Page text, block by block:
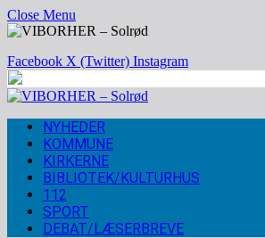
Close Menu
Facebook X (Twitter) Instagram
NYHEDER
KOMMUNE
KIRKERNE
BIBLIOTEK/KULTURHUS
112
SPORT
DEBAT/LÆSERBREVE